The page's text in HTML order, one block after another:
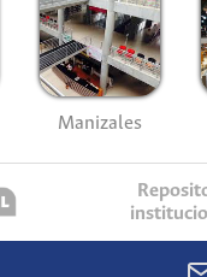
Manizales